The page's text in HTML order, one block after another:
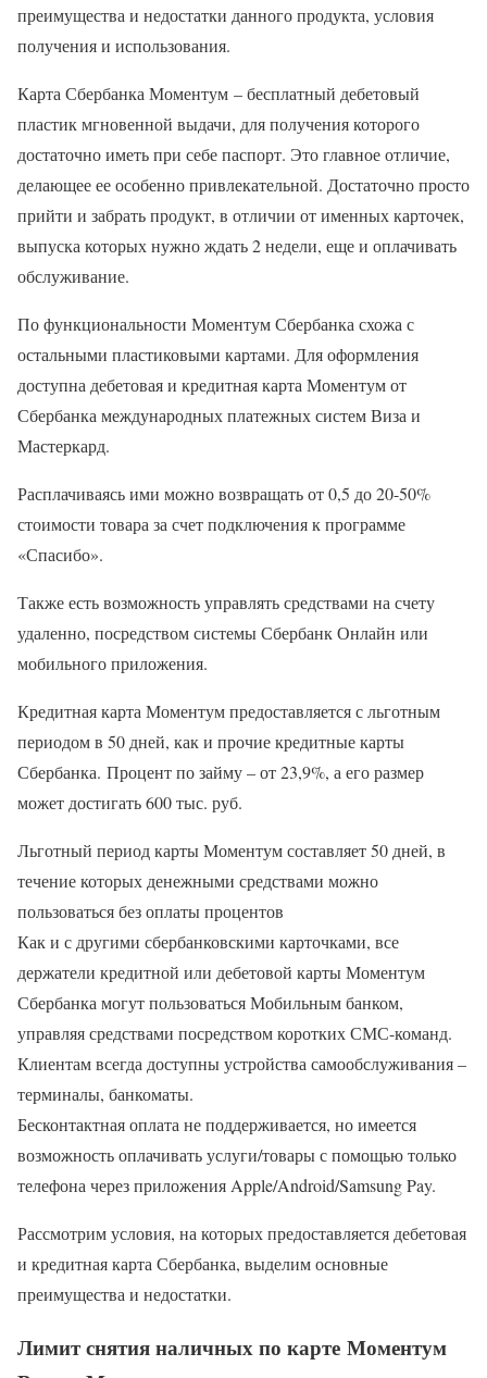
преимущества и недостатки данного продукта, условия
получения и использования.
Карта Сбербанка Моментум – бесплатный дебетовый
пластик мгновенной выдачи, для получения которого
достаточно иметь при себе паспорт. Это главное отличие,
делающее ее особенно привлекательной. Достаточно просто
прийти и забрать продукт, в отличии от именных карточек,
выпуска которых нужно ждать 2 недели, еще и оплачивать
обслуживание.
По функциональности Моментум Сбербанка схожа с
остальными пластиковыми картами. Для оформления
доступна дебетовая и кредитная карта Моментум от
Сбербанка международных платежных систем Виза и
Мастеркард.
Расплачиваясь ими можно возвращать от 0,5 до 20-50%
стоимости товара за счет подключения к программе
«Спасибо».
Также есть возможность управлять средствами на счету
удаленно, посредством системы Сбербанк Онлайн или
мобильного приложения.
Кредитная карта Моментум предоставляется с льготным
периодом в 50 дней, как и прочие кредитные карты
Сбербанка. Процент по займу – от 23,9%, а его размер
может достигать 600 тыс. руб.
Льготный период карты Моментум составляет 50 дней, в
течение которых денежными средствами можно
пользоваться без оплаты процентов
Как и с другими сбербанковскими карточками, все
держатели кредитной или дебетовой карты Моментум
Сбербанка могут пользоваться Мобильным банком,
управляя средствами посредством коротких СМС-команд.
Клиентам всегда доступны устройства самообслуживания –
терминалы, банкоматы.
Бесконтактная оплата не поддерживается, но имеется
возможность оплачивать услуги/товары с помощью только
телефона через приложения Apple/Android/Samsung Pay.
Рассмотрим условия, на которых предоставляется дебетовая
и кредитная карта Сбербанка, выделим основные
преимущества и недостатки.
Лимит снятия наличных по карте Моментум